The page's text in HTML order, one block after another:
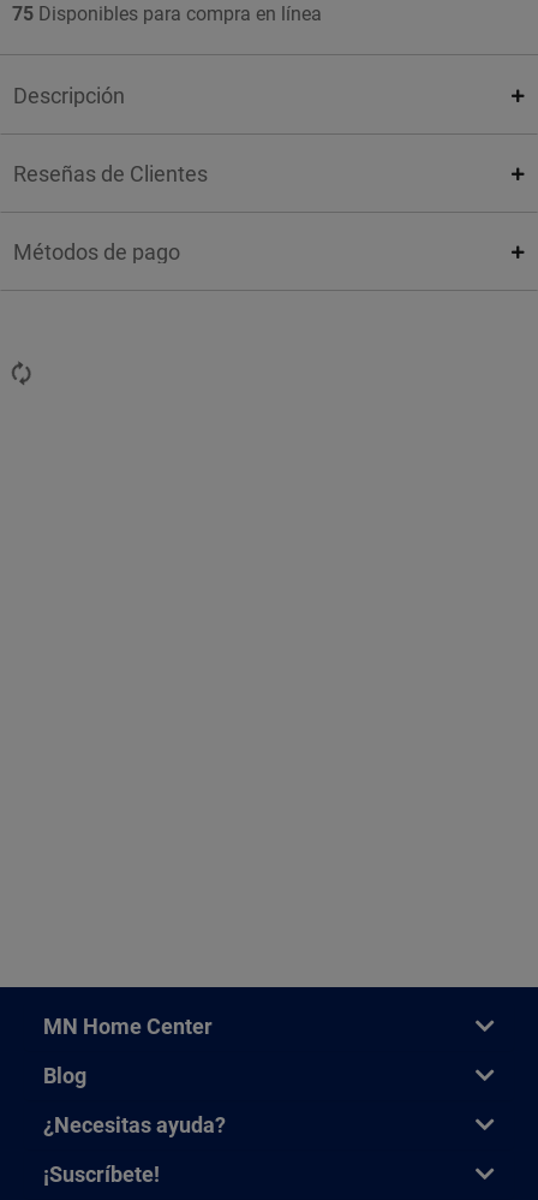
75 Disponibles para compra en línea
Descripción
Reseñas de Clientes
Métodos de pago
MN Home Center
Blog
¿Necesitas ayuda?
¡Suscríbete!